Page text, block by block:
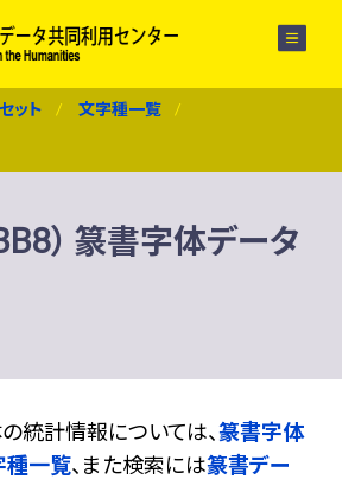
ット 文字種一覧
） 篆書字体データ
統計情報については、篆書字体
種一覧、また検索には篆書デー